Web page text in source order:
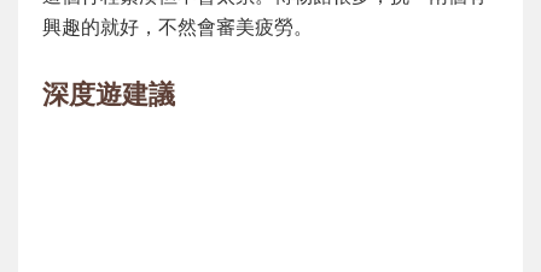
興趣的就好，不然會審美疲勞。
深度遊建議